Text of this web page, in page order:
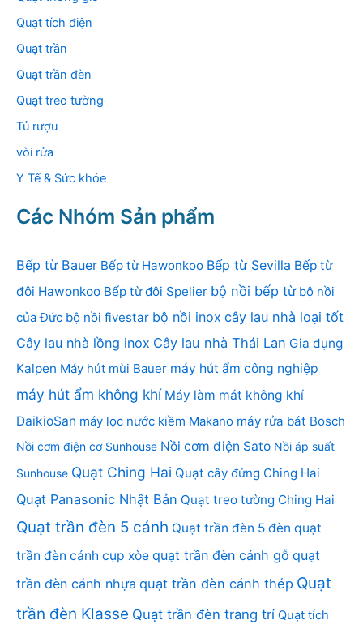
Quạt tích điện
Quạt trần
Quạt trần đèn
Quạt treo tường
Tủ rượu
vòi rửa
Y Tế & Sức khỏe
Các Nhóm Sản phẩm
Bếp từ Bauer Bếp từ Hawonkoo Bếp từ Sevilla Bếp từ
đôi Hawonkoo Bếp từ đôi Spelier bộ nồi bếp từ bộ nồi
của Đức bộ nồi fivestar bộ nồi inox cây lau nhà loại tốt
Cây lau nhà lồng inox Cây lau nhà Thái Lan Gia dụng
Kalpen Máy hút mùi Bauer máy hút ẩm công nghiệp
máy hút ẩm không khí Máy làm mát không khí
DaikioSan máy lọc nước kiềm Makano máy rửa bát Bosch
Nồi cơm điện cơ Sunhouse Nồi cơm điện Sato Nồi áp suất
Sunhouse Quạt Ching Hai Quạt cây đứng Ching Hai
Quạt Panasonic Nhật Bản Quạt treo tường Ching Hai
Quạt trần đèn 5 cánh Quạt trần đèn 5 đèn quạt
trần đèn cánh cụp xòe quạt trần đèn cánh gỗ quạt
trần đèn cánh nhựa quạt trần đèn cánh thép Quạt
trần đèn Klasse Quạt trần đèn trang trí Quạt tích